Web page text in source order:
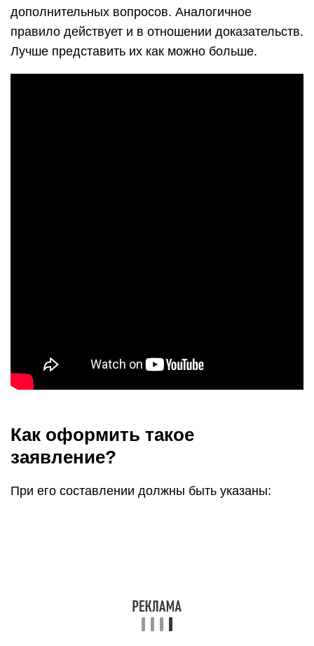
дополнительных вопросов. Аналогичное
правило действует и в отношении доказательств.
Лучше представить их как можно больше.
Как оформить такое
заявление?
При его составлении должны быть указаны: